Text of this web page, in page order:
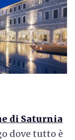
di Saturnia
dove tutto è